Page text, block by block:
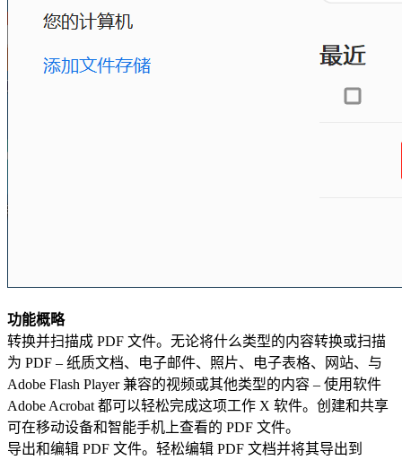
功能概略
转换并扫描成 PDF 文件。无论将什么类型的内容转换或扫描
为 PDF – 纸质文档、电子邮件、照片、电子表格、网站、与
Adobe Flash Player 兼容的视频或其他类型的内容 – 使用软件
Adobe Acrobat 都可以轻松完成这项工作 X 软件。创建和共享
可在移动设备和智能手机上查看的 PDF 文件。
导出和编辑 PDF 文件。轻松编辑 PDF 文档并将其导出到